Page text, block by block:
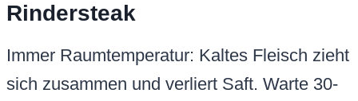
Rindersteak
Immer Raumtemperatur: Kaltes Fleisch zieht
sich zusammen und verliert Saft. Warte 30-